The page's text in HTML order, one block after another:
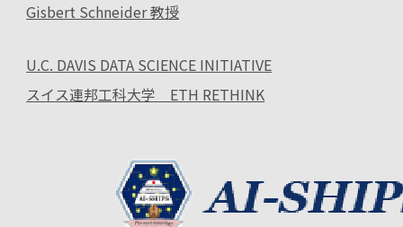
Gisbert Schneider 教授
U.C. DAVIS DATA SCIENCE INITIATIVE
スイス連邦工科大学 ETH RETHINK